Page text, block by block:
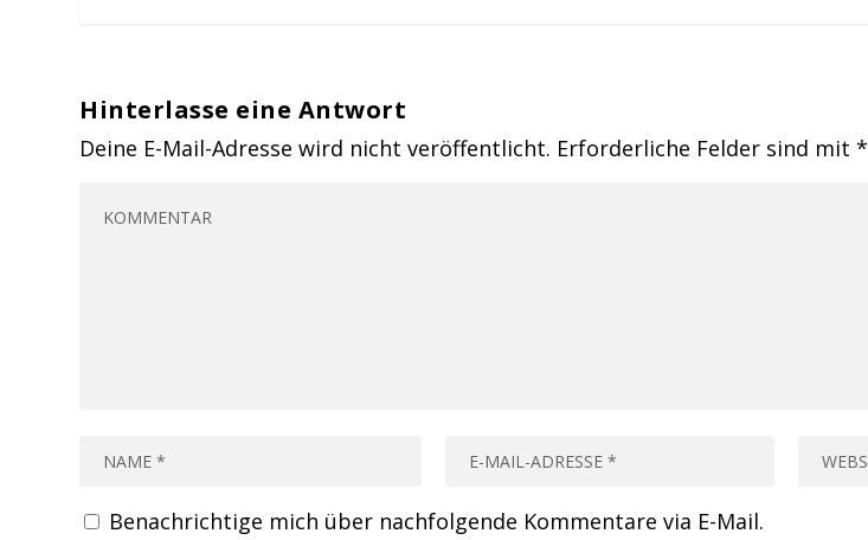
Hinterlasse eine Antwort
Deine E-Mail-Adresse wird nicht veröffentlicht. Erforderliche Felder sind mit*
Benachrichtige mich über nachfolgende Kommentare via E-Mail.